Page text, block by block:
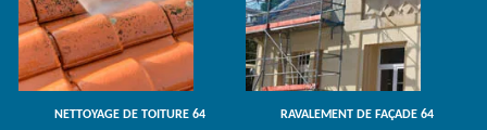
NETTOYAGE DE TOITURE 64 RAVALEMENT DE FAÇADE 64